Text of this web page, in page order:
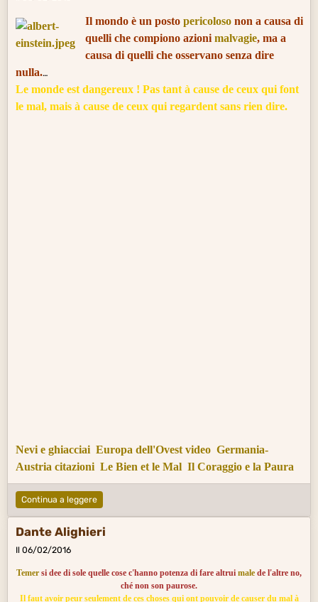
Il mondo è un posto pericolosonon a causa di
quelli che compiono azioni malvagie, ma a
causa di quelli che osservano senza dire
nulla.
Le monde est dangereux ! Pas tant à cause de ceux qui font
le mal, mais à cause de ceux qui regardent sans rien dire.
Nevi e ghiacciai Europa dell'Ovest video Germania-
Austria citazioni Le Bien et le Mal Il Coraggio e la Paura
Continua a leggere
Dante Alighieri
Il 06/02/2016
Temer si dee di sole quelle cose c'hanno potenza di fare altrui male de l'altre no,
ché non son paurose.
Il faut avoir peur seulement de ces choses qui ont pouvoir de causer du mal à